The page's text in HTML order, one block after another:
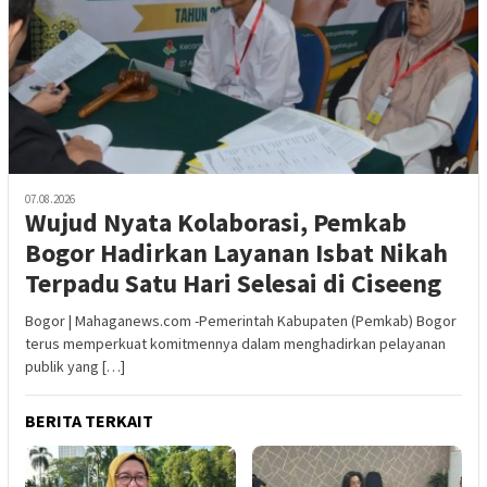
07.08.2026
Wujud Nyata Kolaborasi, Pemkab
Bogor Hadirkan Layanan Isbat Nikah
Terpadu Satu Hari Selesai di Ciseeng
Bogor | Mahaganews.com -Pemerintah Kabupaten (Pemkab) Bogor
terus memperkuat komitmennya dalam menghadirkan pelayanan
publik yang […]
BERITA TERKAIT